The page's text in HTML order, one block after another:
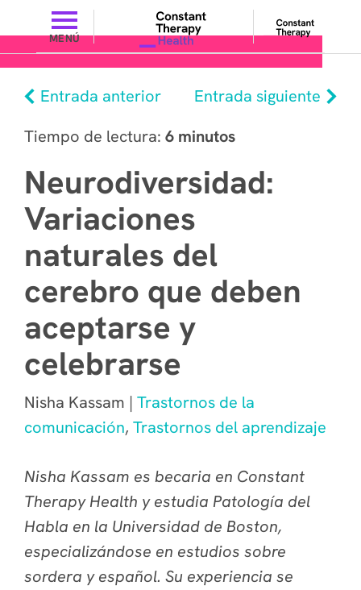
MENÚ
Entrada anterior
Entrada siguiente
Tiempo de lectura: 6 minutos
Neurodiversidad:
Variaciones
naturales del
cerebro que deben
aceptarse y
celebrarse
Nisha Kassam | Trastornos de la
comunicación, Trastornos del aprendizaje
Nisha Kassam es becaria en Constant
Therapy Health y estudia Patología del
Habla en la Universidad de Boston,
especializándose en estudios sobre
sordera y español. Su experiencia se